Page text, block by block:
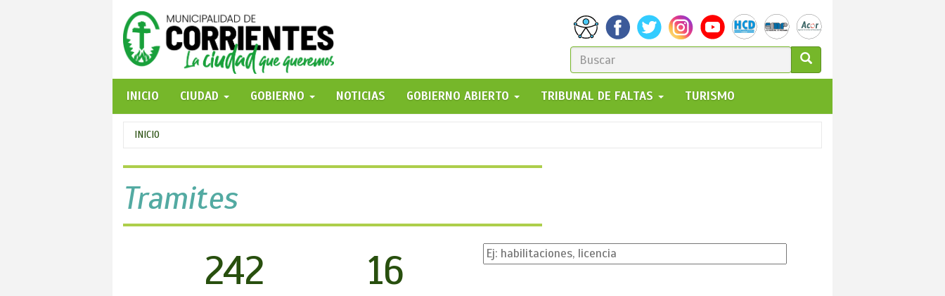
FORMULARIO
DE
BÚSQUEDA
GO!
INICIO
CIUDAD GOBIERNO NOTICIAS GOBIERNO ABIERTO TRIBUNAL DE FALTAS TURISMO
Se
encuentra
usted
aquí
INICIO
Tramites
242 16